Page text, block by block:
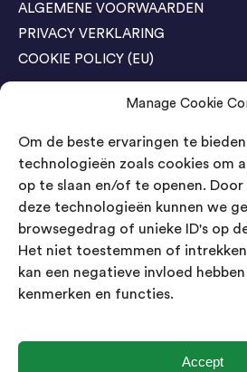
Manage Cookie
Om de beste ervaringen te
technologieën zoals cookies om
op te slaan en/of te openen.
deze technologieën kunnen we
browsegedrag of unieke ID's op
Het niet toestemmen of
kan een negatieve invloed
kenmerken en functies.
Accept
ALGEMENE VOORWAARDEN
PRIVACY VERKLARING
COOKIE POLICY (EU)
Agenda Trade Shows
04-05 November / SVG FAIR
Bestel GRATIS kaarten
24-26 March / IAW Trade Fair -
Bestel GRATIS kaarten
Contact